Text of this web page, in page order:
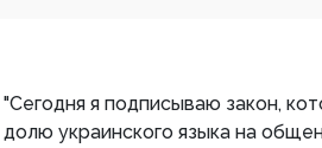
"Сегодня я подписываю закон,
долю украинского языка на